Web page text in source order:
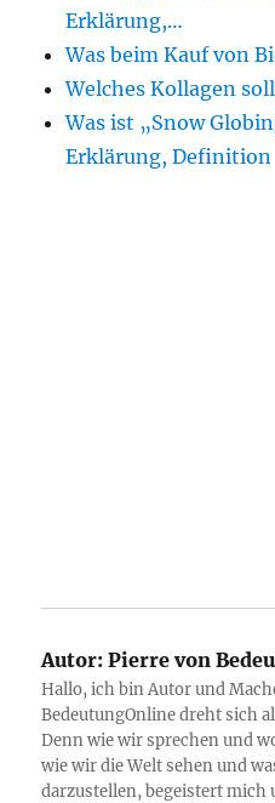
Erklärung,…
Was beim Kauf von
Welches Kollagen
Was ist „Snow
Erklärung, Definition
Autor: Pierre von
Hallo, ich bin Autor und
BedeutungOnline dreht sich
Denn wie wir sprechen und
wie wir die Welt sehen und
darzustellen, begeistert mich